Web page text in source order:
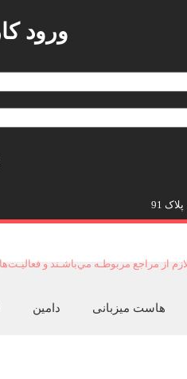
ورود
91
از مراجع مربوطـه مي‌باشـند و
هاست میزبانی دامین